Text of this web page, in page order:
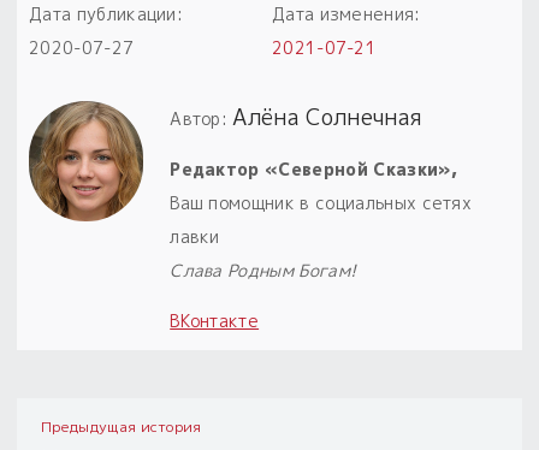
Дата публикации:
2020-07-27
Дата изменения:
2021-07-21
Автор:Алёна Солнечная
Редактор «Северной Сказки»,
Ваш помощник в социальных сетях
лавки
Слава Родным Богам!
ВКонтакте
Предыдущая история